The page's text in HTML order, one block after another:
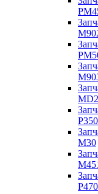
P350
M30
P470